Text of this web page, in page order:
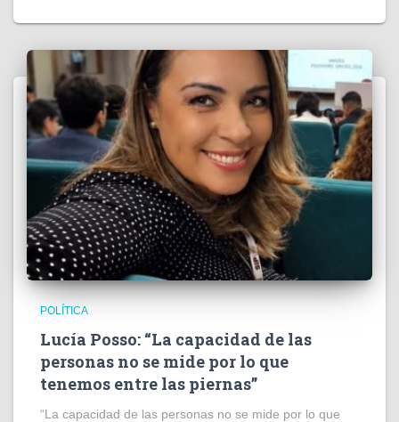
POLÍTICA
Lucía Posso: “La capacidad de las
personas no se mide por lo que
tenemos entre las piernas”
“La capacidad de las personas no se mide por lo que